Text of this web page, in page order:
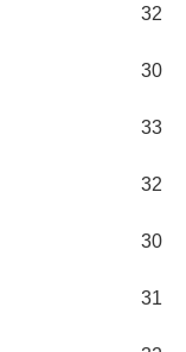
32
30
33
32
30
31